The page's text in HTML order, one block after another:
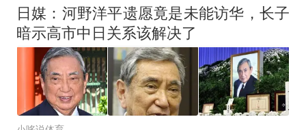
日媒：河野洋平遗愿竟是未能访华，长子
暗示高市中日关系该解决了